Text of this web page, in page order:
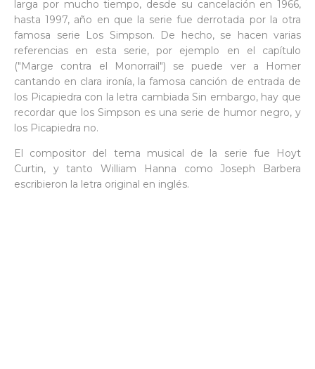
larga por mucho tiempo, desde su cancelación en 1966,
hasta 1997, año en que la serie fue derrotada por la otra
famosa serie Los Simpson. De hecho, se hacen varias
referencias en esta serie, por ejemplo en el capítulo
("Marge contra el Monorrail") se puede ver a Homer
cantando en clara ironía, la famosa canción de entrada de
los Picapiedra con la letra cambiada Sin embargo, hay que
recordar que los Simpson es una serie de humor negro, y
los Picapiedra no.
El compositor del tema musical de la serie fue Hoyt
Curtin, y tanto William Hanna como Joseph Barbera
escribieron la letra original en inglés.